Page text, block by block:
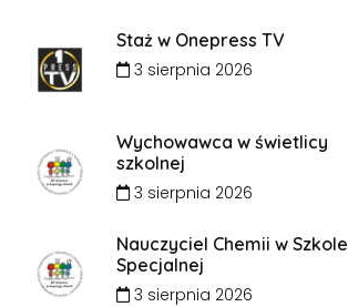
Staż w Onepress TV
3 sierpnia 2026
Wychowawca w świetlicy
szkolnej
3 sierpnia 2026
Nauczyciel Chemii w Szkole
Specjalnej
3 sierpnia 2026